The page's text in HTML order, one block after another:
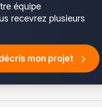
équipe
recevrez plusieurs
mon projet